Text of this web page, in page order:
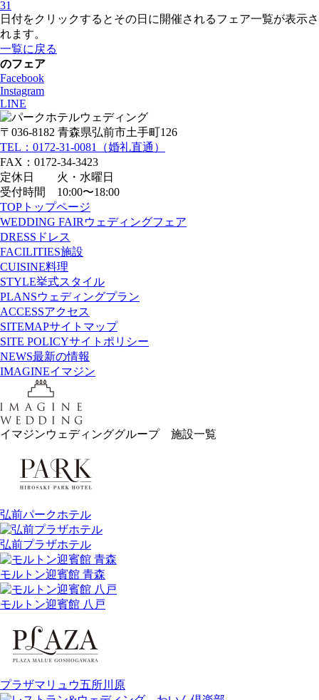
31
日付をクリックするとその日に開催されるフェア一覧が表示さ
れます。
一覧に戻る
のフェア
Facebook
Instagram
LINE
〒036-8182 青森県弘前市土手町126
TEL：0172-31-0081（婚礼直通）
FAX：0172-34-3423
定休日 火・水曜日
受付時間 10:00〜18:00
TOP トップページ
WEDDING FAIR ウェディングフェア
DRESS ドレス
FACILITIES施設
CUISINE料理
STYLE挙式スタイル
PLANSウェディングプラン
ACCESSアクセス
SITEMAPサイトマップ
SITE POLICYサイトポリシー
NEWS最新の情報
IMAGINEイマジン
イマジンウェディンググループ 施設一覧
弘前パークホテル
弘前プラザホテル
モルトン迎賓館 青森
モルトン迎賓館 八戸
プラザマリュウ五所川原